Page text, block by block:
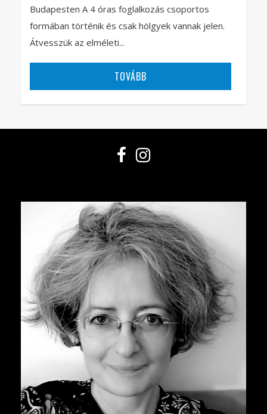
Budapesten A 4 óras foglalkozás csoportos
formában történik és csak hölgyek vannak jelen.
Átvesszük az elméleti...
TOVÁBB